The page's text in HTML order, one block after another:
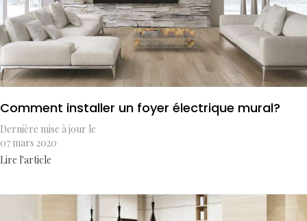
Comment installer un foyer électrique mural?
Dernière mise à jour le
07 mars 2020
Lire l'article